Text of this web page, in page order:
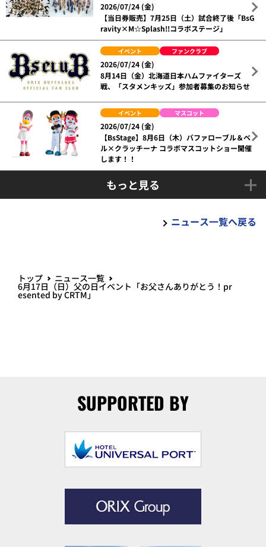
2026/07/24 (金)
【当日券販売】7月25日（土）試合終了後「BsG
ravity×M☆Splash!!コラボステージ」
イベント ファンクラブ
2026/07/24 (金)
8月14日（金）北海道日本ハムファイターズ
戦、「スタメンキッズ」参加者募集のお知らせ
イベント マスコット
2026/07/24 (金)
【BsStage】8月6日（木）バファローブル＆ベ
ル×クラッチーナ コラボマスコットショー開催
します！！
もっと見る
ニュース一覧へ戻る
トップ ニュース一覧
6月17日（日）父の日イベント「お父さんありがとう！pr
esented by CRTM」
SUPPORTED BY